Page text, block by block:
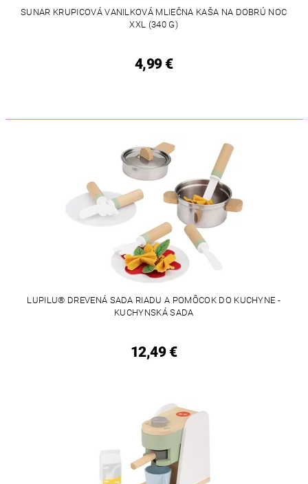
SUNAR KRUPICOVÁ VANILKOVÁ MLIEČNA KAŠA NA DOBRÚ NOC
XXL (340 G)
4,99 €
LUPILU® DREVENÁ SADA RIADU A POMÔCOK DO KUCHYNE -
KUCHYNSKÁ SADA
12,49 €